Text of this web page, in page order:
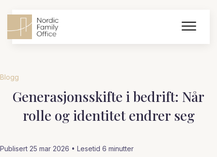
Blogg
Generasjonsskifte i bedrift: Når
rolle og identitet endrer seg
Publisert 25 mar 2026 • Lesetid 6 minutter